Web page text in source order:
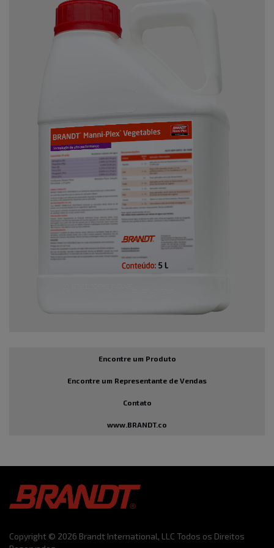
Encontre um Produto
Encontre um Representante de Vendas
Contato
www.BRANDT.co
Copyright © 2026 Brandt International, LLC Todos os Direitos